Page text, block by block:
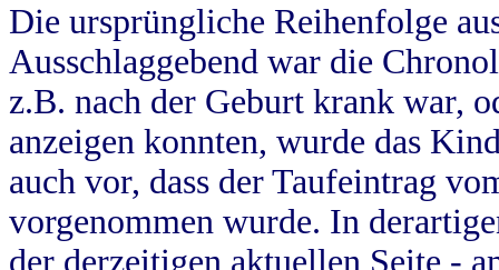
Die ursprüngliche Reihenfolge
Ausschlaggebend war die
z.B. nach der Geburt krank war,
anzeigen konnten, wurde das
auch vor, dass der Taufeintrag
vorgenommen wurde. In
der derzeitigen aktuellen Seite -